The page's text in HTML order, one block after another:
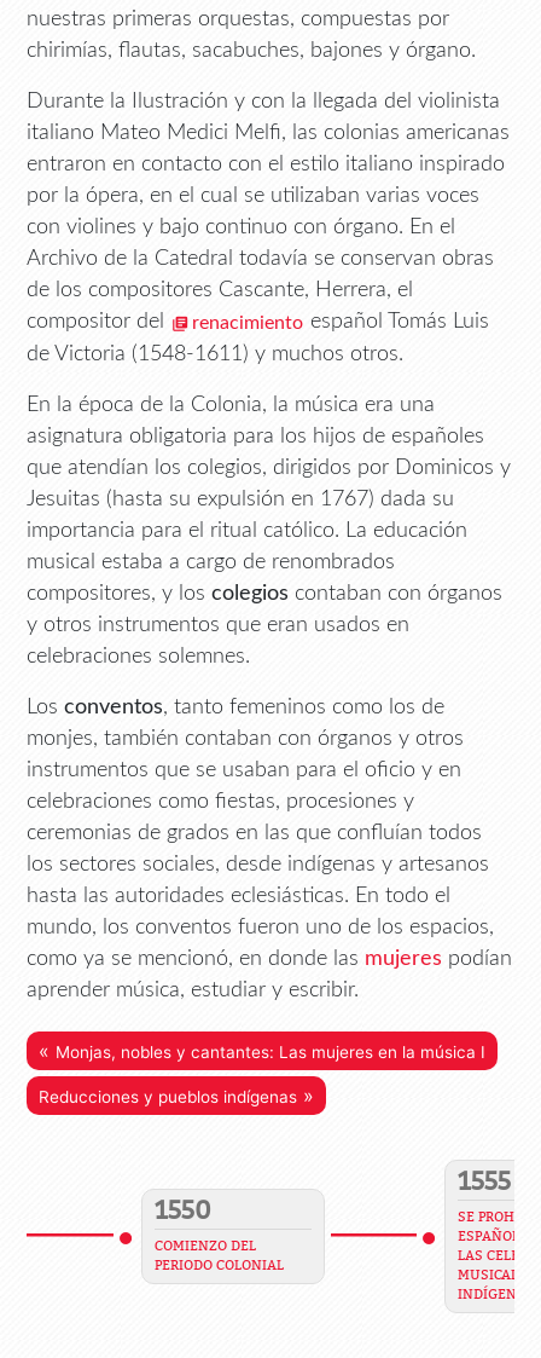
nuestras primeras orquestas, compuestas por
chirimías, flautas, sacabuches, bajones y órgano.
Durante la Ilustración y con la llegada del violinista
italiano Mateo Medici Melfi, las colonias americanas
entraron en contacto con el estilo italiano inspirado
por la ópera, en el cual se utilizaban varias voces
con violines y bajo continuo con órgano. En el
Archivo de la Catedral todavía se conservan obras
de los compositores Cascante, Herrera, el
compositor del
renacimiento español Tomás Luis
de Victoria (1548-1611) y muchos otros.
En la época de la Colonia, la música era una
asignatura obligatoria para los hijos de españoles
que atendían los colegios, dirigidos por Dominicos y
Jesuitas (hasta su expulsión en 1767) dada su
importancia para el ritual católico. La educación
musical estaba a cargo de renombrados
compositores, y loscolegios contaban con órganos
y otros instrumentos que eran usados en
celebraciones solemnes.
Losconventos, tanto femeninos como los de
monjes, también contaban con órganos y otros
instrumentos que se usaban para el oficio y en
celebraciones como fiestas, procesiones y
ceremonias de grados en las que confluían todos
los sectores sociales, desde indígenas y artesanos
hasta las autoridades eclesiásticas. En todo el
mundo, los conventos fueron uno de los espacios,
como ya se mencionó, en donde las mujeres podían
aprender música, estudiar y escribir.
« Monjas, nobles y cantantes: Las mujeres en la música I
Reducciones y pueblos indígenas »
1550
COMIENZO DEL
PERIODO COLONIAL
1555
SE PROHIBE
LAS
MUSICALES
INDÍGENAS